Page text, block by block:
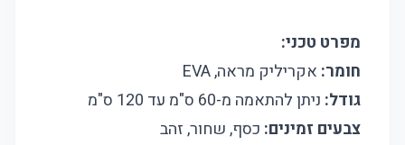
מפרט טכני:
חומר: אקריליק מראה, EVA
גודל: ניתן להתאמה מ-60 ס"מ עד 120 ס"מ
צבעים זמינים: כסף, שחור, זהב